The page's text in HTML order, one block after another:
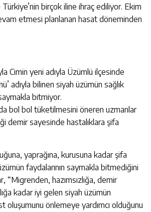
birçok iline ihraç ediliyor. Ekim
etmesi planlanan hasat döneminden
Cimin yeni adıyla Üzümlü ilçesinde
adıyla bilinen siyah üzümün sağlık
bitmiyor.
da bol bol tüketilmesini öneren uzmanlar
demir sayesinde hastalıklara şifa
yaprağına, kurusuna kadar şifa
faydalarının saymakla bitmediğini
“Migrenden, hazımsızlığa, demir
kadar iyi gelen siyah üzümün
oluşumunu önlemeye yardımcı olduğunu